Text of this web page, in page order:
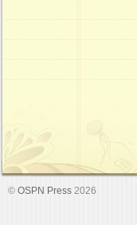
© OSPN Press 2026